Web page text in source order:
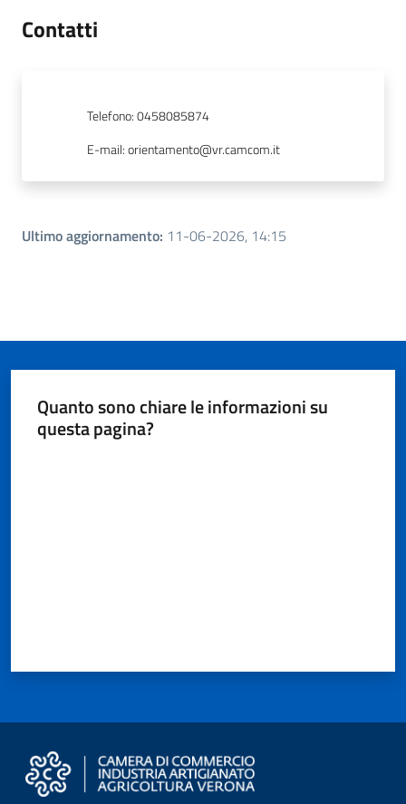
Contatti
Telefono:0458085874
E-mail:orientamento@vr.camcom.it
Ultimo aggiornamento: 11-06-2026, 14:15
Quanto sono chiare le informazioni su
questa pagina?